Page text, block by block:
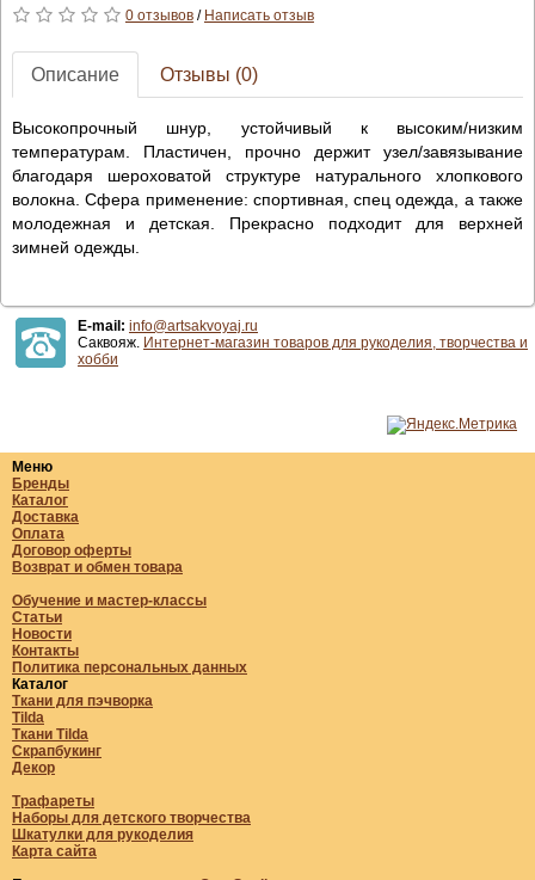
0 отзывов/ Написать отзыв
Описание Отзывы (0)
Высокопрочный шнур, устойчивый к высоким/низким
температурам. Пластичен, прочно держит узел/завязывание
благодаря шероховатой структуре натурального хлопкового
волокна. Сфера применение: спортивная, спец одежда, а также
молодежная и детская. Прекрасно подходит для верхней
зимней одежды.
E-mail: info@artsakvoyaj.ru
Саквояж. Интернет-магазин товаров для рукоделия, творчества и
хобби
Меню
Бренды
Каталог
Доставка
Оплата
Договор оферты
Возврат и обмен товара
Обучение и мастер-классы
Статьи
Новости
Контакты
Политика персональных данных
Каталог
Ткани для пэчворка
Tilda
Ткани Tilda
Скрапбукинг
Декор
Трафареты
Наборы для детского творчества
Шкатулки для рукоделия
Карта сайта